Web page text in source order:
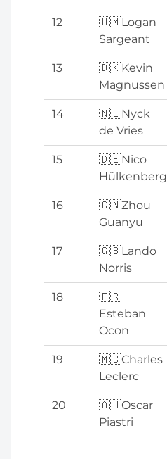
12
🇺🇲Logan
Sargeant
13
🇩🇰Kevin
Magnussen
14
🇳🇱Nyck
de Vries
15
🇩🇪Nico
Hülkenberg
16
🇨🇳Zhou
Guanyu
17
🇬🇧Lando
Norris
18
🇫🇷
Esteban
Ocon
19
🇲🇨Charles
Leclerc
20
🇦🇺Oscar
Piastri